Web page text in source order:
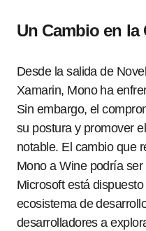
Un Cambio en
Desde la salida de
Xamarin, Mono ha
Sin embargo, el
su postura y promover
notable. El cambio que
Mono a Wine podría
Microsoft está
ecosistema de
desarrolladores a